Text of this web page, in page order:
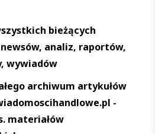
bieżących
analiz, raportów,
wywiadów
archiwum artykułów
-
materiałów